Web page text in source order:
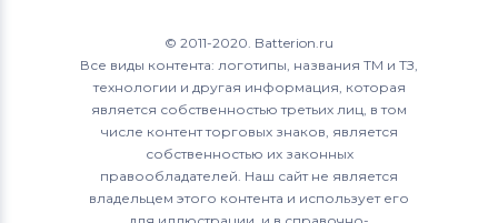
© 2011-2020. Batterion.ru
Все виды контента: логотипы, названия ТМ и ТЗ,
технологии и другая информация, которая
является собственностью третьих лиц, в том
числе контент торговых знаков, является
собственностью их законных
правообладателей. Наш сайт не является
владельцем этого контента и использует его